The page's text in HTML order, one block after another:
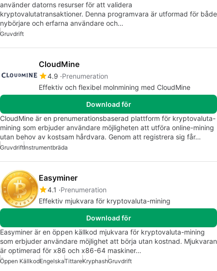
använder datorns resurser för att validera
kryptovalutatransaktioner. Denna programvara är utformad för både
nybörjare och erfarna användare och…
Gruvdrift
CloudMine
4.9 Prenumeration
Effektiv och flexibel molnmining med CloudMine
Download för
CloudMine är en prenumerationsbaserad plattform för kryptovaluta-
mining som erbjuder användare möjligheten att utföra online-mining
utan behov av kostsam hårdvara. Genom att registrera sig får…
GruvdriftInstrumentbräda
Easyminer
4.1
Prenumeration
Effektiv mjukvara för kryptovaluta-mining
Download för
Easyminer är en öppen källkod mjukvara för kryptovaluta-mining
som erbjuder användare möjlighet att börja utan kostnad. Mjukvaran
är optimerad för x86 och x86-64 maskiner…
Öppen KällkodEngelskaTittareKryphashGruvdrift